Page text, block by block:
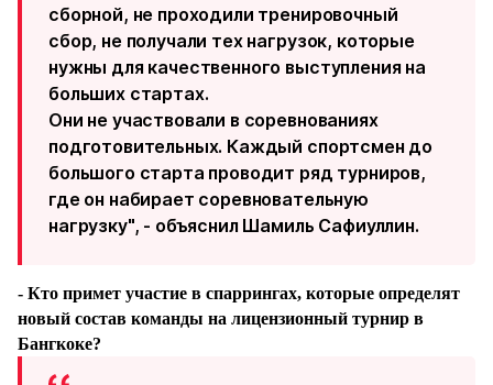
сборной, не проходили тренировочный
сбор, не получали тех нагрузок, которые
нужны для качественного выступления на
больших стартах.
Они не участвовали в соревнованиях
подготовительных. Каждый спортсмен до
большого старта проводит ряд турниров,
где он набирает соревновательную
нагрузку", - объяснил Шамиль Сафиуллин.
- Кто примет участие в спаррингах, которые определят
новый состав команды на лицензионный турнир в
Бангкоке?